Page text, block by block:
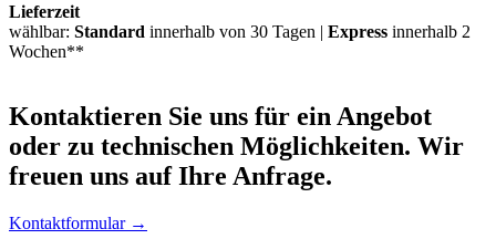
Lieferzeit
wählbar: Standard innerhalb von 30 Tagen | Express innerhalb 2
Wochen**
Kontaktieren Sie uns für ein Angebot
oder zu technischen Möglichkeiten. Wir
freuen uns auf Ihre Anfrage.
Kontaktformular →